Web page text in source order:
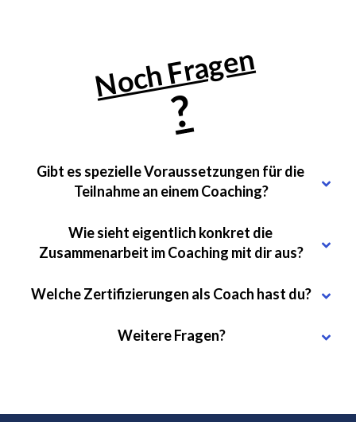
Noch Fragen
?
Gibt es spezielle Voraussetzungen für die
Teilnahme an einem Coaching?
Wie sieht eigentlich konkret die
Zusammenarbeit im Coaching mit dir aus?
Welche Zertifizierungen als Coach hast du?
Weitere Fragen?